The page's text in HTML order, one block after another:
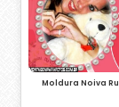
Moldura Noiva